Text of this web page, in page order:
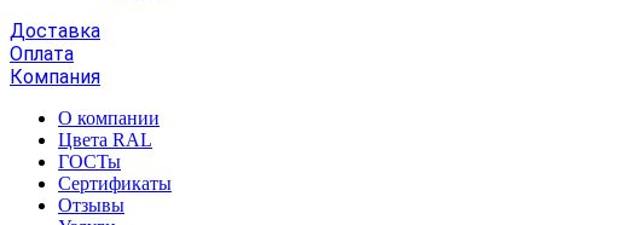
Доставка
Оплата
Компания
О компании
Цвета RAL
ГОСТы
Сертификаты
Отзывы